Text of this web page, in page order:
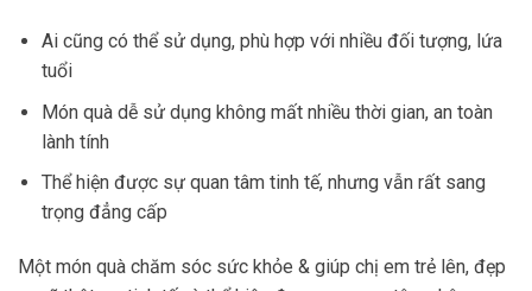
Ai cũng có thể sử dụng, phù hợp với nhiều đối tượng, lứa
tuổi
Món quà dễ sử dụng không mất nhiều thời gian, an toàn
lành tính
Thể hiện được sự quan tâm tinh tế, nhưng vẫn rất sang
trọng đẳng cấp
Một món quà chăm sóc sức khỏe & giúp chị em trẻ lên, đẹp